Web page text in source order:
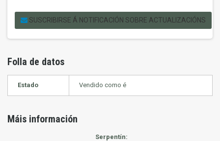
SUSCRIBIRSE Á NOTIFICACIÓN SOBRE ACTUALIZACIÓNS
Folla de datos
Estado Vendido como é
Máis información
Serpentín: